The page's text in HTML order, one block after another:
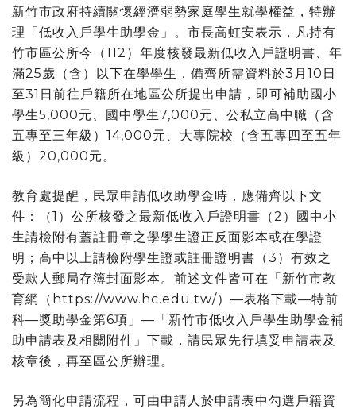
新竹市政府持續關懷經濟弱勢家庭學生就學權益，特辦
理「低收入戶學生助學金」。市長高虹安表示，凡持有
竹市區公所今（112）年度核發最新低收入戶證明書、年
滿25歲（含）以下在學學生，備齊所需資料於3月10日
至31日前往戶籍所在地區公所提出申請，即可補助國小
學生5,000元、國中學生7,000元、公私立高中職（含
五專至三年級）14,000元、大專院校（含五專四至五年
級）20,000元。
教育處提醒，民眾申請低收助學金時，應備齊以下文
件：（1）公所核發之最新低收入戶證明書（2）國中小
生請檢附有蓋註冊章之學學生證正反面影本或在學證
明；高中以上請檢附學生證或註冊證明書（3）有效之
受款人郵局存簿封面影本。前述文件皆可在「新竹市教
育網（https://www.hc.edu.tw/）—表格下載—特前
科—獎助學金第6項」—「新竹市低收入戶學生助學金補
助申請表及相關附件」下載，請民眾先行填妥申請表及
核章後，再至區公所辦理。
另為簡化申請流程，可由申請人於申請表中勾選戶籍資